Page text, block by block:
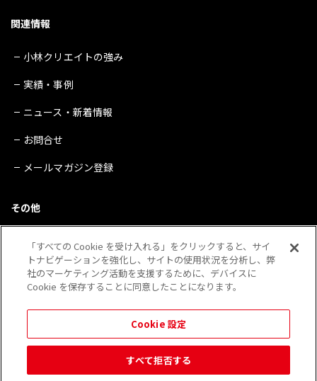
関連情報
小林クリエイトの強み
実績・事例
ニュース・新着情報
お問合せ
メールマガジン登録
その他
サイトマップ
プライバシーポリシー
会社概要
その他、当Webサイトに記載されている企業・団体・製品・サービス等の表示は 各社の登録
商標であることがあります。
「すべての Cookie を受け入れる」をクリックすると、サイ
トナビゲーションを強化し、サイトの使用状況を分析し、弊
社のマーケティング活動を支援するために、デバイスに
Cookie を保存することに同意したことになります。
Cookie 設定
すべて拒否する